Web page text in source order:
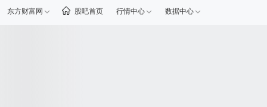
东方财富网 股吧首页 行情中心 数据中心